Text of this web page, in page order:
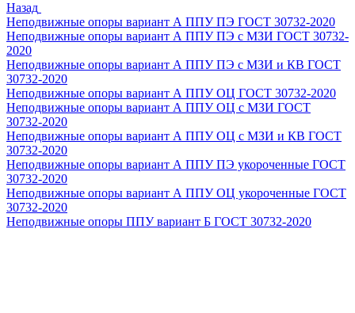
Назад
Неподвижные опоры вариант А ППУ ПЭ ГОСТ 30732-2020
Неподвижные опоры вариант А ППУ ПЭ с МЗИ ГОСТ 30732-
2020
Неподвижные опоры вариант А ППУ ПЭ с МЗИ и КВ ГОСТ
30732-2020
Неподвижные опоры вариант А ППУ ОЦ ГОСТ 30732-2020
Неподвижные опоры вариант А ППУ ОЦ с МЗИ ГОСТ
30732-2020
Неподвижные опоры вариант А ППУ ОЦ с МЗИ и КВ ГОСТ
30732-2020
Неподвижные опоры вариант А ППУ ПЭ укороченные ГОСТ
30732-2020
Неподвижные опоры вариант А ППУ ОЦ укороченные ГОСТ
30732-2020
Неподвижные опоры ППУ вариант Б ГОСТ 30732-2020